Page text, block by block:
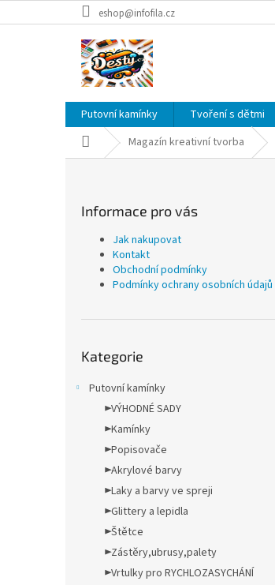
na
eshop@infofila.cz
Putovní kamínky Tvoření s dětmi
Domů Magazín kreativní tvorba
Informace pro vás
Jak nakupovat
Kontakt
Obchodní podmínky
Podmínky ochrany osobních údajů
kategorie
Kategorie
Putovní kamínky
►VÝHODNÉ SADY
►Kamínky
►Popisovače
►Akrylové barvy
►Laky a barvy ve spreji
►Glittery a lepidla
►Štětce
►Zástěry,ubrusy,palety
►Vrtulky pro RYCHLOZASYCHÁNÍ